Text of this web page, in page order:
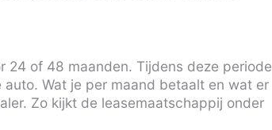
24 of 48 maanden. Tijdens deze periode
Wat je per maand betaalt en wat er
Zo kijkt de leasemaatschappij onder